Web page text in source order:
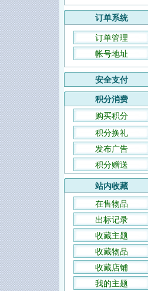
订单系统
订单管理
帐号地址
安全支付
积分消费
购买积分
积分换礼
发布广告
积分赠送
站内收藏
在售物品
出标记录
收藏主题
收藏物品
收藏店铺
我的主题